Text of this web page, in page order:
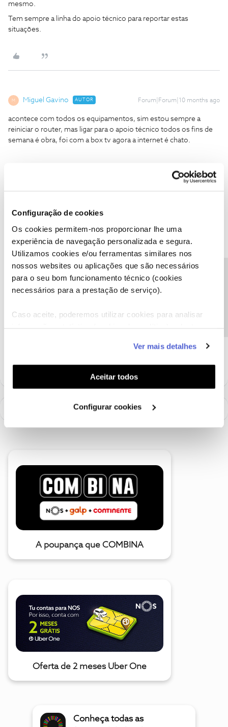
Configuração de cookies
Os cookies permitem-nos proporcionar lhe uma
experiência de navegação personalizada e segura.
Utilizamos cookies e/ou ferramentas similares nos
nossos websites ou aplicações que são necessários
para o seu bom funcionamento técnico (cookies
necessários para a prestação de serviço).
Caso aceite, poderemos utilizar cookies para analisar
funcionalidades (cookies de personalização e
funcionalidade) e adaptar anúncios aos seus interesses
(cookies de publicidade personalizada). Pode gerir a
utilização dos cookies clicando em "Configurar
Ver mais detalhes
Aceitar todos
Configurar cookies
mesmo.
Tem sempre a linha do apoio técnico para reportar estas
situações.
M Miguel Gavino AUTOR Forum|Forum|10 months ago
acontece com todos os equipamentos, sim estou sempre a
reiniciar o router, mas ligar para o apoio técnico todos os fins de
semana é obra, foi com a box tv agora a internet é chato.
Boa tarde ​ @Miguel Gavino
Agradecemos a sua mensagem e testemunho. Vamos ajudar a
analisar.
Envie-nos, por favor, uma mensagem privada para o perfil ​
@Fórum com o seu NIF.
Obrigado
Siga os perfis da moderação, através da opção "Seguir", para estar
A poupança que COMBINA
Oferta de 2 meses Uber One
Conheça todas as